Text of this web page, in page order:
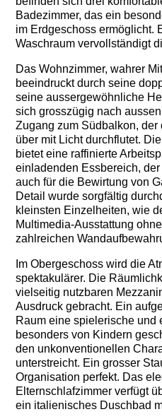
Badezimmer, das ein
im Erdgeschoss ermöglicht.
Waschraum vervollständigt
Das Wohnzimmer, wahrer
beeindruckt durch seine
seine aussergewöhnliche
sich grosszügig nach
Zugang zum Südbalkon, der
über mit Licht durchflutet.
bietet eine raffinierte
einladenden Essbereich,
auch für die Bewirtung von
Detail wurde sorgfältig
kleinsten Einzelheiten, wie
Multimedia-Ausstattung
zahlreichen
Im Obergeschoss wird die
spektakulärer. Die
vielseitig nutzbaren
Ausdruck gebracht. Ein
Raum eine spielerische und
besonders von Kindern
den unkonventionellen
unterstreicht. Ein grosser
Organisation perfekt. Das
Elternschlafzimmer verfügt
ein italienisches Duschbad